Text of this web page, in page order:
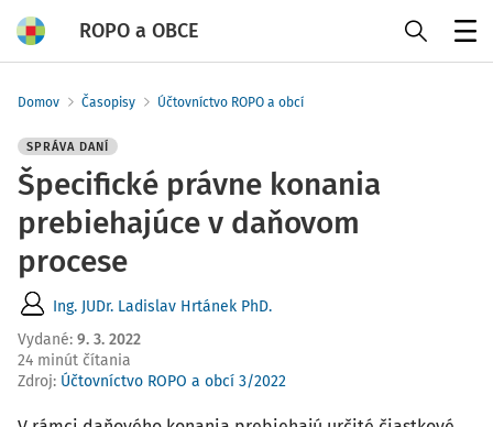
ROPO a OBCE
Domov Časopisy Účtovníctvo ROPO a obcí
SPRÁVA DANÍ
Špecifické právne konania
prebiehajúce v daňovom
procese
Ing. JUDr. Ladislav Hrtánek PhD.
Vydané: 9. 3. 2022
24 minút čítania
Zdroj: Účtovníctvo ROPO a obcí 3/2022